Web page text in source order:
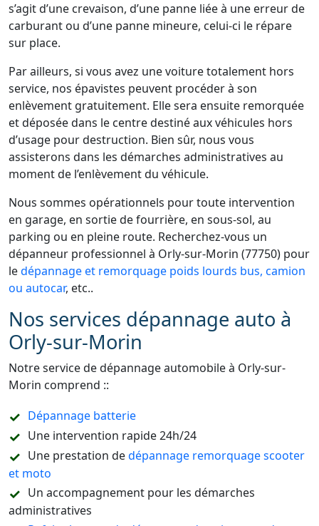
s’agit d’une crevaison, d’une panne liée à une erreur de
carburant ou d’une panne mineure, celui-ci le répare
sur place.
Par ailleurs, si vous avez une voiture totalement hors
service, nos épavistes peuvent procéder à son
enlèvement gratuitement. Elle sera ensuite remorquée
et déposée dans le centre destiné aux véhicules hors
d’usage pour destruction. Bien sûr, nous vous
assisterons dans les démarches administratives au
moment de l’enlèvement du véhicule.
Nous sommes opérationnels pour toute intervention
en garage, en sortie de fourrière, en sous-sol, au
parking ou en pleine route. Recherchez-vous un
dépanneur professionnel à Orly-sur-Morin (77750) pour
ledépannage et remorquage poids lourds bus, camion
ou autocar, etc..
Nos services dépannage auto à
Orly-sur-Morin
Notre service de dépannage automobile à Orly-sur-
Morin comprend ::
Dépannage batterie
Une intervention rapide 24h/24
Une prestation dedépannage remorquage scooter
et moto
Un accompagnement pour les démarches
administratives